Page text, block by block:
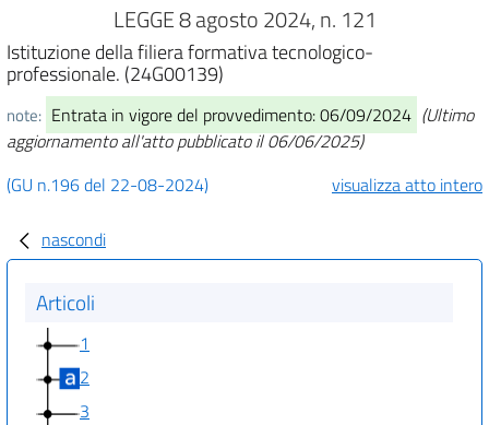
LEGGE 8 agosto 2024, n. 121
Istituzione della filiera formativa tecnologico-
professionale. (24G00139)
note: Entrata in vigore del provvedimento: 06/09/2024 (Ultimo
aggiornamento all'atto pubblicato il 06/06/2025)
(GU n.196 del 22-08-2024)
visualizza atto intero
nascondi
Articoli
1
2
3